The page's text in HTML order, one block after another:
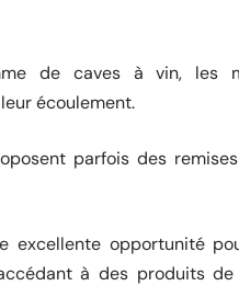
de caves à vin, les
écoulement.
parfois des
excellente opportunité
à des produits